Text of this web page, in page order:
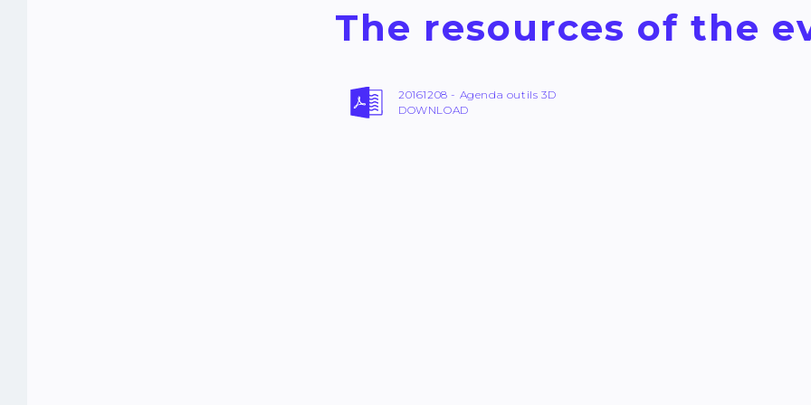
The resources of the
20161208 - Agenda outils 3D
DOWNLOAD